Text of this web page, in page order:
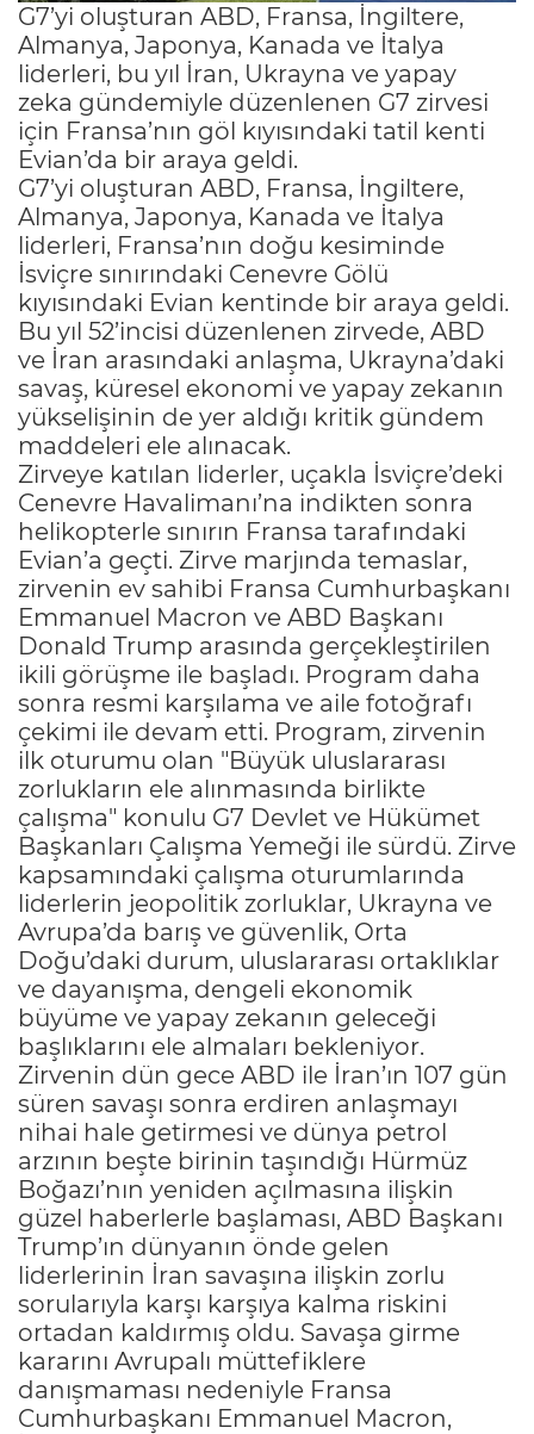
G7’yi oluşturan ABD, Fransa, İngiltere,
Almanya, Japonya, Kanada ve İtalya
liderleri, bu yıl İran, Ukrayna ve yapay
zeka gündemiyle düzenlenen G7 zirvesi
için Fransa’nın göl kıyısındaki tatil kenti
Evian’da bir araya geldi.
G7’yi oluşturan ABD, Fransa, İngiltere,
Almanya, Japonya, Kanada ve İtalya
liderleri, Fransa’nın doğu kesiminde
İsviçre sınırındaki Cenevre Gölü
kıyısındaki Evian kentinde bir araya geldi.
Bu yıl 52’incisi düzenlenen zirvede, ABD
ve İran arasındaki anlaşma, Ukrayna’daki
savaş, küresel ekonomi ve yapay zekanın
yükselişinin de yer aldığı kritik gündem
maddeleri ele alınacak.
Zirveye katılan liderler, uçakla İsviçre’deki
Cenevre Havalimanı’na indikten sonra
helikopterle sınırın Fransa tarafındaki
Evian’a geçti. Zirve marjında temaslar,
zirvenin ev sahibi Fransa Cumhurbaşkanı
Emmanuel Macron ve ABD Başkanı
Donald Trump arasında gerçekleştirilen
ikili görüşme ile başladı. Program daha
sonra resmi karşılama ve aile fotoğrafı
çekimi ile devam etti. Program, zirvenin
ilk oturumu olan "Büyük uluslararası
zorlukların ele alınmasında birlikte
çalışma" konulu G7 Devlet ve Hükümet
Başkanları Çalışma Yemeği ile sürdü. Zirve
kapsamındaki çalışma oturumlarında
liderlerin jeopolitik zorluklar, Ukrayna ve
Avrupa’da barış ve güvenlik, Orta
Doğu’daki durum, uluslararası ortaklıklar
ve dayanışma, dengeli ekonomik
büyüme ve yapay zekanın geleceği
başlıklarını ele almaları bekleniyor.
Zirvenin dün gece ABD ile İran’ın 107 gün
süren savaşı sonra erdiren anlaşmayı
nihai hale getirmesi ve dünya petrol
arzının beşte birinin taşındığı Hürmüz
Boğazı’nın yeniden açılmasına ilişkin
güzel haberlerle başlaması, ABD Başkanı
Trump’ın dünyanın önde gelen
liderlerinin İran savaşına ilişkin zorlu
sorularıyla karşı karşıya kalma riskini
ortadan kaldırmış oldu. Savaşa girme
kararını Avrupalı müttefiklere
danışmaması nedeniyle Fransa
Cumhurbaşkanı Emmanuel Macron,